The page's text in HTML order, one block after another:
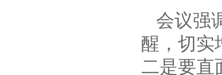
会议强
醒，切实
二是要直